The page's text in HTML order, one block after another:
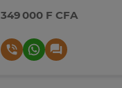
349 000 F CFA